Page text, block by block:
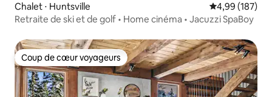
Chalet ⋅ Huntsville Évaluation
4,99 (187)
Retraite de ski et de golf • Home cinéma • Jacuzzi SpaBoy
Coup de cœur voyageurs
Coup de cœur voyageurs